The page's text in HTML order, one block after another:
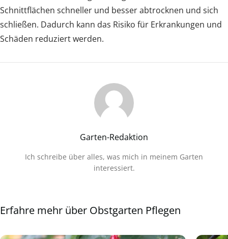
Schnittflächen schneller und besser abtrocknen und sich
schließen. Dadurch kann das Risiko für Erkrankungen und
Schäden reduziert werden.
Garten-Redaktion
Ich schreibe über alles, was mich in meinem Garten
interessiert.
Erfahre mehr über Obstgarten Pflegen